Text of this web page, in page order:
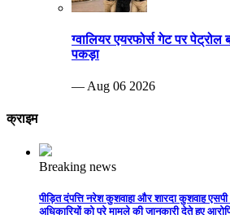
ग्वालियर एयरफोर्स गेट पर
पकड़ा
— Aug 06 2026
क्राइम
Breaking news
पीड़ित दंपत्ति नरेश कुशवाहा और शारदा कुशवाह
अधिकारियों को पूरे मामले की जानकारी देते हुए